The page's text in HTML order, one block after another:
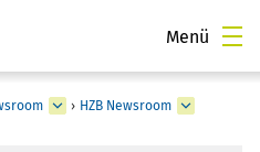
Menü
› HZB Newsroom